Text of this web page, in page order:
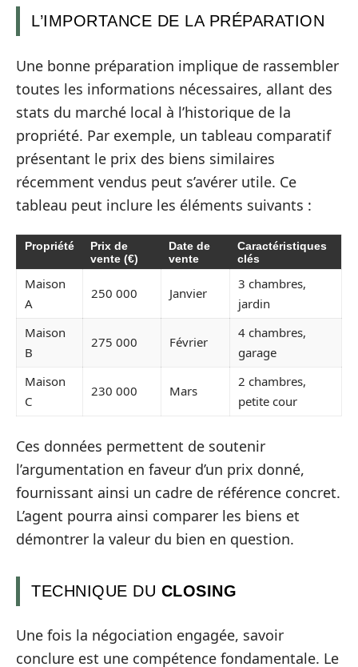
L’IMPORTANCE DE LA PRÉPARATION
Une bonne préparation implique de rassembler
toutes les informations nécessaires, allant des
stats du marché local à l’historique de la
propriété. Par exemple, un tableau comparatif
présentant le prix des biens similaires
récemment vendus peut s’avérer utile. Ce
tableau peut inclure les éléments suivants :
Propriété
Prix de
vente (€)
Date de
vente
Caractéristiques
clés
Maison
A
250 000 Janvier
3 chambres,
jardin
Maison
B
275 000 Février
4 chambres,
garage
Maison
C
230 000 Mars
2 chambres,
petite cour
Ces données permettent de soutenir
l’argumentation en faveur d’un prix donné,
fournissant ainsi un cadre de référence concret.
L’agent pourra ainsi comparer les biens et
démontrer la valeur du bien en question.
TECHNIQUE DU CLOSING
Une fois la négociation engagée, savoir
conclure est une compétence fondamentale. Le